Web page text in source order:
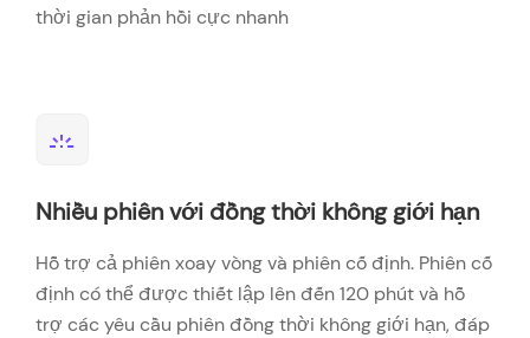
thời gian phản hồi cực nhanh
Nhiều phiên với đồng thời không giới hạn
Hỗ trợ cả phiên xoay vòng và phiên cố định. Phiên cố
định có thể được thiết lập lên đến 120 phút và hỗ
trợ các yêu cầu phiên đồng thời không giới hạn, đáp